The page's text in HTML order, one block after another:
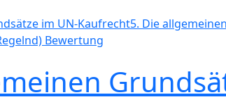
im UN-Kaufrecht5. Die
d) Bewertung